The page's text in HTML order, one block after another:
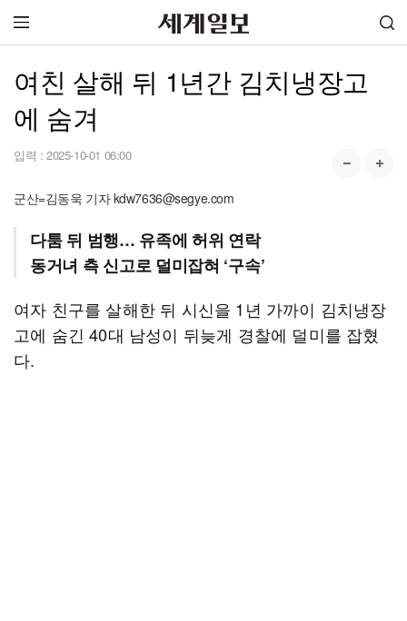
여친 살해 뒤 1년간 김치냉장고
에 숨겨
입력 : 2025-10-01 06:00
군산=김동욱 기자 kdw7636@segye.com
다툼 뒤 범행… 유족에 허위 연락
동거녀 측 신고로 덜미잡혀 ‘구속’
여자 친구를 살해한 뒤 시신을 1년 가까이 김치냉장
고에 숨긴 40대 남성이 뒤늦게 경찰에 덜미를 잡혔
다.